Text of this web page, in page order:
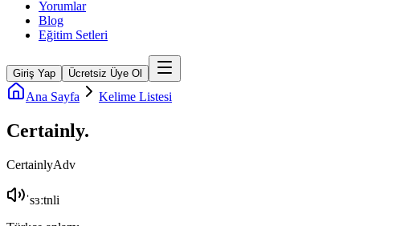
Yorumlar
Blog
Eğitim Setleri
Giriş Yap Ücretsiz Üye Ol
Ana Sayfa Kelime Listesi
Certainly.
CertainlyAdv
ˈsɜːtnli